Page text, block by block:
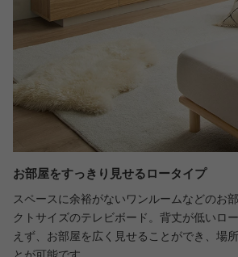
お部屋をすっきり見せるロータイプ
スペースに余裕がないワンルームなどのお
クトサイズのテレビボード。背丈が低いロ
えず、お部屋を広く見せることができ、場
とが可能です。